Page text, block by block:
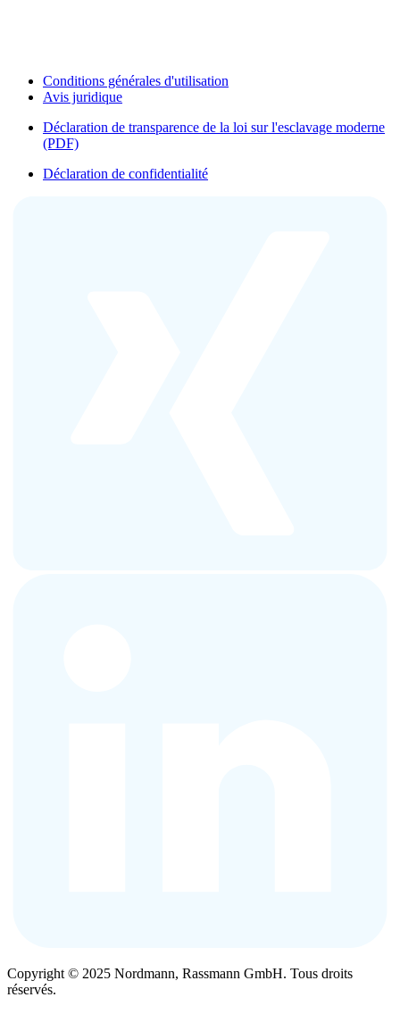
Conditions générales d'utilisation
Avis juridique
Déclaration de transparence de la loi sur l'esclavage moderne
(PDF)
Déclaration de confidentialité
Copyright © 2025 Nordmann, Rassmann GmbH. Tous droits
réservés.